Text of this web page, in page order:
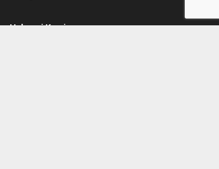
Hubungi Kami